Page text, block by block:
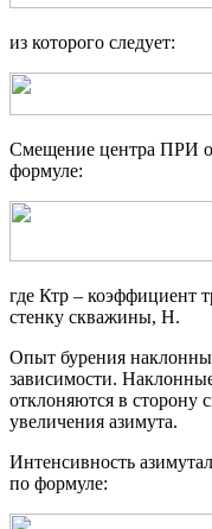
из которого следует:
Смещение центра ПРИ
формуле:
где Ктр – коэффициент
стенку скважины, Н.
Опыт бурения
зависимости.
отклоняются в сторону
увеличения азимута.
Интенсивность
по формуле: